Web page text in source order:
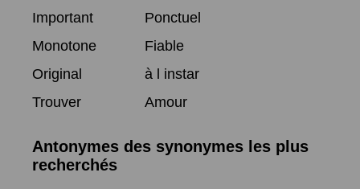
Important
Ponctuel
Monotone
Fiable
Original
à l instar
Trouver
Amour
Antonymes des synonymes les plus
recherchés